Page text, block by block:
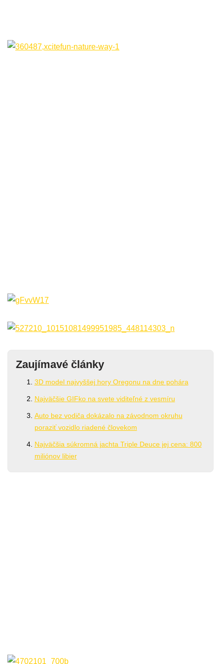
Zaujímavé články
3D model najvyššej hory Oregonu na dne pohára
Najväčšie GIFko na svete viditeľné z vesmíru
Auto bez vodiča dokázalo na závodnom okruhu
poraziť vozidlo riadené človekom
Najväčšia súkromná jachta Triple Deuce jej cena: 800
miliónov libier